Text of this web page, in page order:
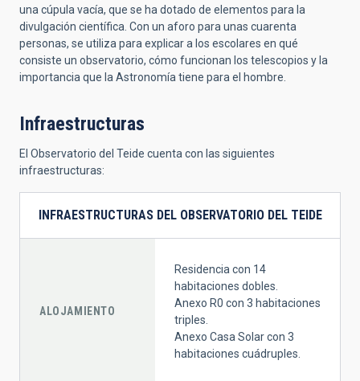
una cúpula vacía, que se ha dotado de elementos para la
divulgación científica. Con un aforo para unas cuarenta
personas, se utiliza para explicar a los escolares en qué
consiste un observatorio, cómo funcionan los telescopios y la
importancia que la Astronomía tiene para el hombre.
Infraestructuras
El Observatorio del Teide cuenta con las siguientes
infraestructuras:
INFRAESTRUCTURAS DEL OBSERVATORIO DEL TEIDE
ALOJAMIENTO
Residencia con 14
habitaciones dobles.
Anexo R0 con 3 habitaciones
triples.
Anexo Casa Solar con 3
habitaciones cuádruples.